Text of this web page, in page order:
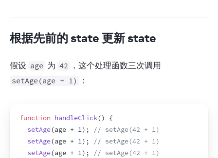
根据先前的 state 更新 state
假设 age 为 42
setAge(age + 1) ：
function handleClick()
{
setAge(age + 1) ;
// setAge(42 + 1)
setAge(age + 1) ;
// setAge(42 + 1)
setAge(age + 1) ;
// setAge(42 + 1)